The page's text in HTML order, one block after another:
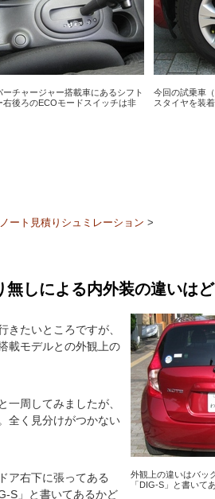
ーチャージャー搭載車にあるシフト
右後ろのECOモードスイッチは非
今回の試乗車
スタイヤを装着
ート見積りシュミレーション >
しによる内外装の違いは
外観上の違いはバッ
「DIG-S」と書いて
たいところですが、
載モデルとの外観上の
一周してみましたが、
全く見分けがつかない
ア右下に張ってある
S」と書いてあるかど